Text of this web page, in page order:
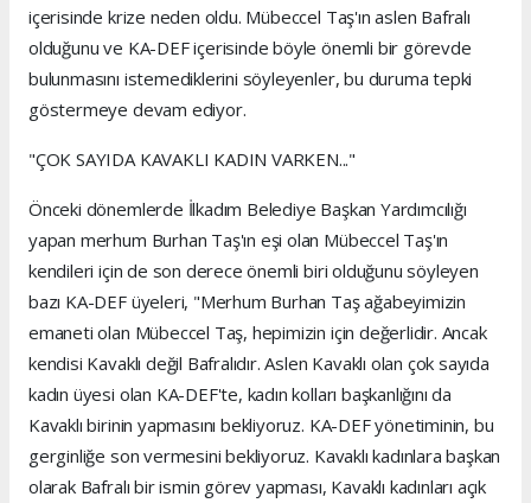
içerisinde krize neden oldu. Mübeccel Taş'ın aslen Bafralı
olduğunu ve KA-DEF içerisinde böyle önemli bir görevde
bulunmasını istemediklerini söyleyenler, bu duruma tepki
göstermeye devam ediyor.
"ÇOK SAYIDA KAVAKLI KADIN VARKEN..."
Önceki dönemlerde İlkadım Belediye Başkan Yardımcılığı
yapan merhum Burhan Taş'ın eşi olan Mübeccel Taş'ın
kendileri için de son derece önemli biri olduğunu söyleyen
bazı KA-DEF üyeleri, "Merhum Burhan Taş ağabeyimizin
emaneti olan Mübeccel Taş, hepimizin için değerlidir. Ancak
kendisi Kavaklı değil Bafralıdır. Aslen Kavaklı olan çok sayıda
kadın üyesi olan KA-DEF'te, kadın kolları başkanlığını da
Kavaklı birinin yapmasını bekliyoruz. KA-DEF yönetiminin, bu
gerginliğe son vermesini bekliyoruz. Kavaklı kadınlara başkan
olarak Bafralı bir ismin görev yapması, Kavaklı kadınları açık